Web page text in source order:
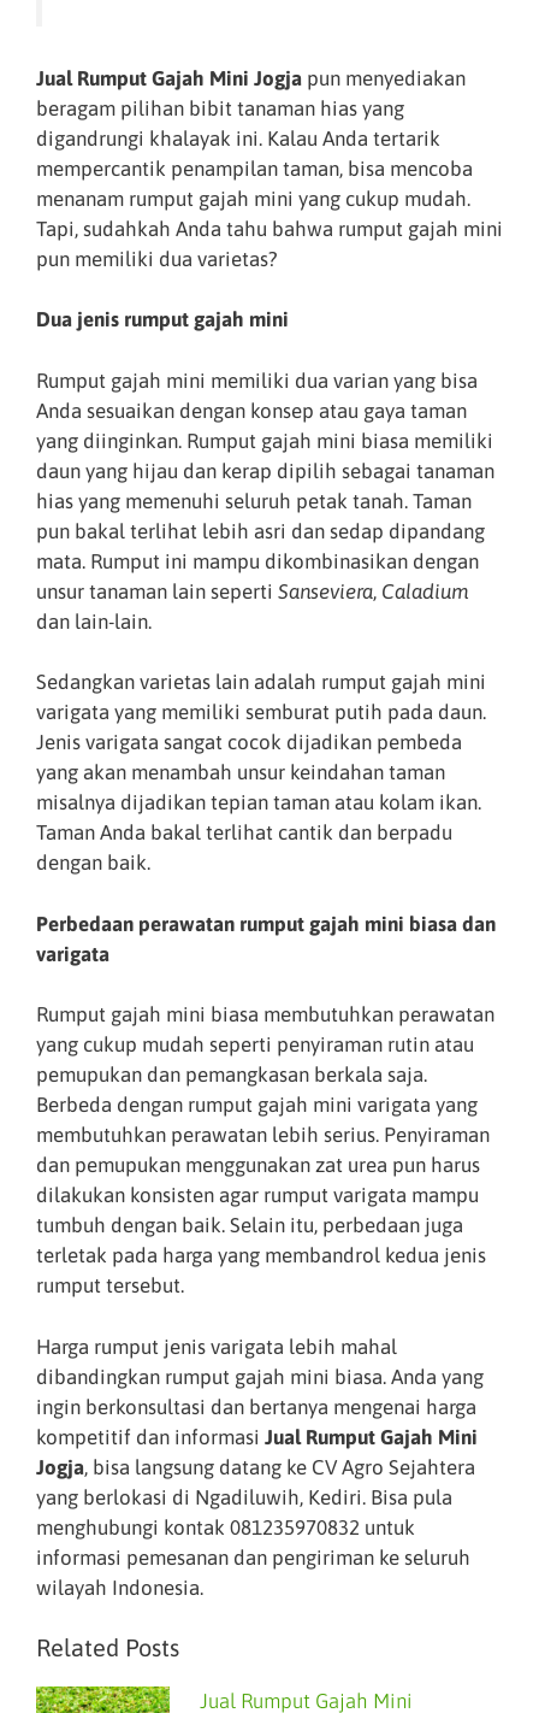
Jual Rumput Gajah Mini Jogja pun menyediakan
beragam pilihan bibit tanaman hias yang
digandrungi khalayak ini. Kalau Anda tertarik
mempercantik penampilan taman, bisa mencoba
menanam rumput gajah mini yang cukup mudah.
Tapi, sudahkah Anda tahu bahwa rumput gajah mini
pun memiliki dua varietas?
Dua jenis rumput gajah mini
Rumput gajah mini memiliki dua varian yang bisa
Anda sesuaikan dengan konsep atau gaya taman
yang diinginkan. Rumput gajah mini biasa memiliki
daun yang hijau dan kerap dipilih sebagai tanaman
hias yang memenuhi seluruh petak tanah. Taman
pun bakal terlihat lebih asri dan sedap dipandang
mata. Rumput ini mampu dikombinasikan dengan
unsur tanaman lain seperti Sanseviera, Caladium
dan lain-lain.
Sedangkan varietas lain adalah rumput gajah mini
varigata yang memiliki semburat putih pada daun.
Jenis varigata sangat cocok dijadikan pembeda
yang akan menambah unsur keindahan taman
misalnya dijadikan tepian taman atau kolam ikan.
Taman Anda bakal terlihat cantik dan berpadu
dengan baik.
Perbedaan perawatan rumput gajah mini biasa dan
varigata
Rumput gajah mini biasa membutuhkan perawatan
yang cukup mudah seperti penyiraman rutin atau
pemupukan dan pemangkasan berkala saja.
Berbeda dengan rumput gajah mini varigata yang
membutuhkan perawatan lebih serius. Penyiraman
dan pemupukan menggunakan zat urea pun harus
dilakukan konsisten agar rumput varigata mampu
tumbuh dengan baik. Selain itu, perbedaan juga
terletak pada harga yang membandrol kedua jenis
rumput tersebut.
Harga rumput jenis varigata lebih mahal
dibandingkan rumput gajah mini biasa. Anda yang
ingin berkonsultasi dan bertanya mengenai harga
kompetitif dan informasi Jual Rumput Gajah Mini
Jogja, bisa langsung datang ke CV Agro Sejahtera
yang berlokasi di Ngadiluwih, Kediri. Bisa pula
menghubungi kontak 081235970832 untuk
informasi pemesanan dan pengiriman ke seluruh
wilayah Indonesia.
Related Posts
Jual Rumput Gajah Mini